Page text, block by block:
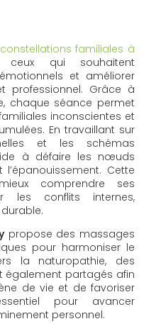
familiales à
ceux qui souhaitent
et améliorer
professionnel. Grâce à
chaque séance permet
inconscientes et
En travaillant sur
et les schémas
à défaire les nœuds
Cette
comprendre ses
les conflits internes,
propose des massages
pour harmoniser le
la naturopathie, des
également partagés afin
de vie et de favoriser
pour avancer
personnel.